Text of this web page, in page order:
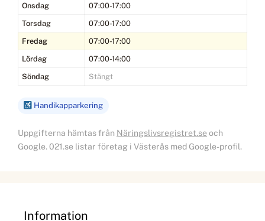
Onsdag
07:00-17:00
Torsdag
07:00-17:00
Fredag
07:00-17:00
Lördag
07:00-14:00
Söndag
Stängt
Handikapparkering
Uppgifterna hämtas från Näringslivsregistret.se och
Google. 021.se listar företag i Västerås med Google-profil.
Information